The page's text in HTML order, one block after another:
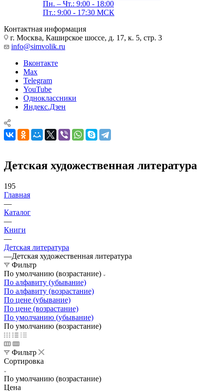
Пн. – Чт.: 9:00 - 18:00
Пт.: 9:00 - 17:30 МСК
Контактная информация
г. Москва, Каширское шоссе, д. 17, к. 5, стр. 3
info@simvolik.ru
Вконтакте
Max
Telegram
YouTube
Одноклассники
Яндекс.Дзен
Детская художественная литература
195
Главная
—
Каталог
—
Книги
—
Детская литература
—Детская художественная литература
Фильтр
По умолчанию (возрастание)
По алфавиту (убывание)
По алфавиту (возрастание)
По цене (убывание)
По цене (возрастание)
По умолчанию (убывание)
По умолчанию (возрастание)
Фильтр
Сортировка
По умолчанию (возрастание)
Цена